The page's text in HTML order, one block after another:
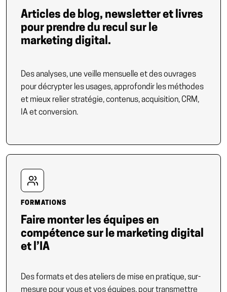
Articles de blog, newsletter et livres
pour prendre du recul sur le
marketing digital.
Des analyses, une veille mensuelle et des ouvrages
pour décrypter les usages, approfondir les méthodes
et mieux relier stratégie, contenus, acquisition, CRM,
IA et conversion.
FORMATIONS
Faire monter les équipes en
compétence sur le marketing digital
et l’IA
Des formats et des ateliers de mise en pratique, sur-
mesure pour vous et vos équipes, pour transmettre